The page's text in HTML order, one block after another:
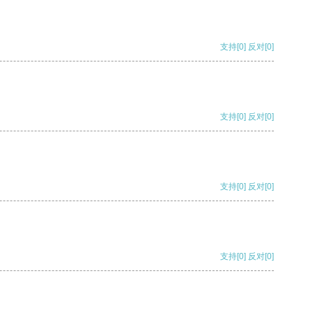
支持[0] 反对[0]
支持[0] 反对[0]
支持[0] 反对[0]
支持[0] 反对[0]